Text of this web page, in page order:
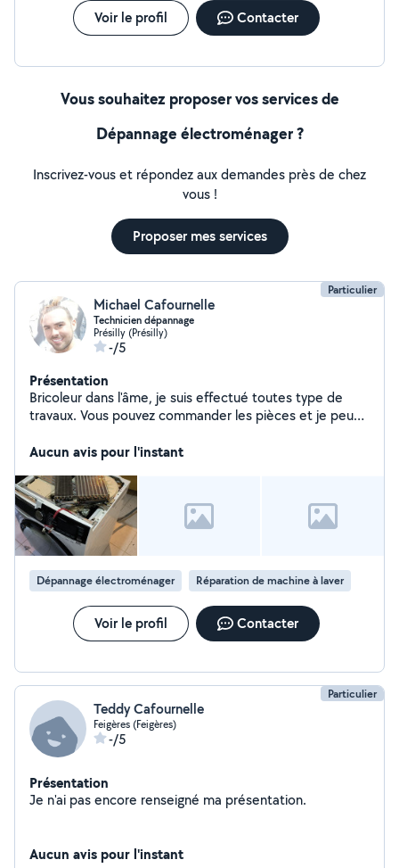
Voir le profil Contacter
Vous souhaitez proposer vos services de
Dépannage électroménager ?
Inscrivez-vous et répondez aux demandes près de chez
vous !
Proposer mes services
Particulier
Michael Cafournelle
Technicien dépannage
Présilly (Présilly)
-/5
Présentation
Bricoleur dans l'âme, je suis effectué toutes type de
travaux. Vous pouvez commander les pièces et je peux
Aucun avis pour l'instant
Dépannage électroménager Réparation de machine à laver
Voir le profil Contacter
Particulier
Teddy Cafournelle
Feigères (Feigères)
-/5
Présentation
Je n'ai pas encore renseigné ma présentation.
Aucun avis pour l'instant